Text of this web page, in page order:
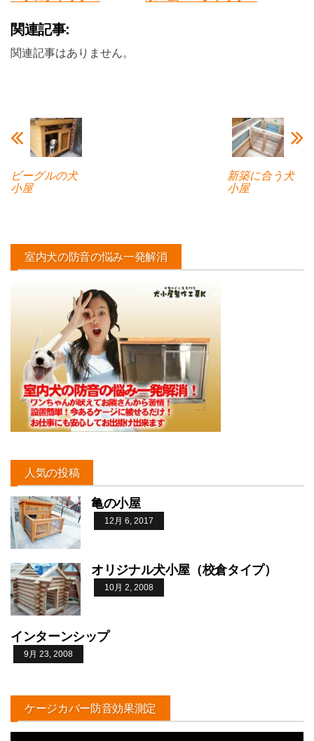
関連記事:
関連記事はありません。
ビーグルの犬
小屋
新築に合う犬
小屋
室内犬の防音の悩み一発解消
人気の投稿
亀の小屋
12月 6, 2017
オリジナル犬小屋（校倉タイプ）
10月 2, 2008
インターンシップ
9月 23, 2008
ケージカバー防音効果測定